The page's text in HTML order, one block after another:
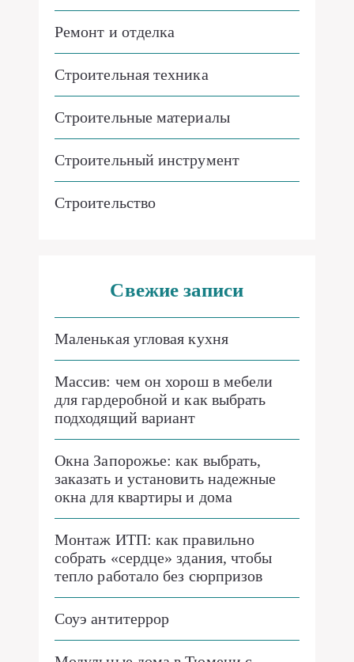
Ремонт и отделка
Строительная техника
Строительные материалы
Строительный инструмент
Строительство
Свежие записи
Маленькая угловая кухня
Массив: чем он хорош в мебели
для гардеробной и как выбрать
подходящий вариант
Окна Запорожье: как выбрать,
заказать и установить надежные
окна для квартиры и дома
Монтаж ИТП: как правильно
собрать «сердце» здания, чтобы
тепло работало без сюрпризов
Соуэ антитеррор